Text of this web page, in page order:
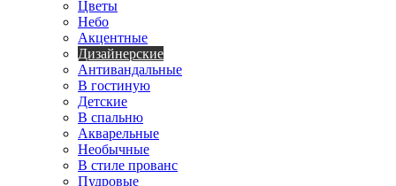
Цветы
Небо
Акцентные
Дизайнерские
Антивандальные
В гостиную
Детские
В спальню
Акварельные
Необычные
В стиле прованс
Пудровые